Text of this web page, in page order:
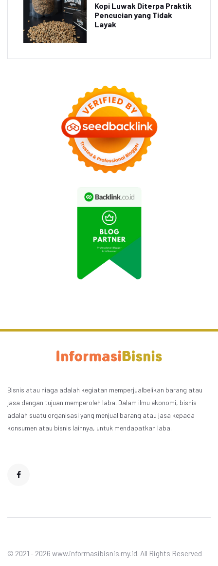
Kopi Luwak Diterpa Praktik
Pencucian yang Tidak
Layak
Bisnis atau niaga adalah kegiatan memperjualbelikan barang atau
jasa dengan tujuan memperoleh laba. Dalam ilmu ekonomi, bisnis
adalah suatu organisasi yang menjual barang atau jasa kepada
konsumen atau bisnis lainnya, untuk mendapatkan laba.
© 2021 - 2026 www.informasibisnis.my.id. All Rights Reserved